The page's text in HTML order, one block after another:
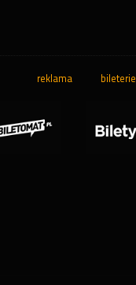
reklama bileterie